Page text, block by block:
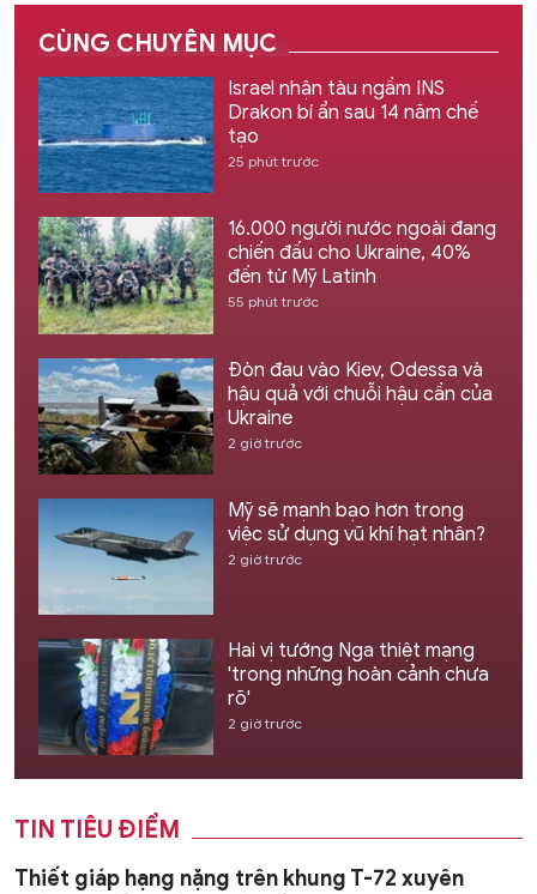
CÙNG CHUYÊN MỤC
Israel nhận tàu ngầm INS
Drakon bí ẩn sau 14 năm chế
tạo
25 phút trước
16.000 người nước ngoài đang
chiến đấu cho Ukraine, 40%
đến từ Mỹ Latinh
55 phút trước
Đòn đau vào Kiev, Odessa và
hậu quả với chuỗi hậu cần của
Ukraine
2 giờ trước
Mỹ sẽ mạnh bạo hơn trong
việc sử dụng vũ khí hạt nhân?
2 giờ trước
Hai vị tướng Nga thiệt mạng
'trong những hoàn cảnh chưa
rõ'
2 giờ trước
TIN TIÊU ĐIỂM
Thiết giáp hạng nặng trên khung T-72 xuyên